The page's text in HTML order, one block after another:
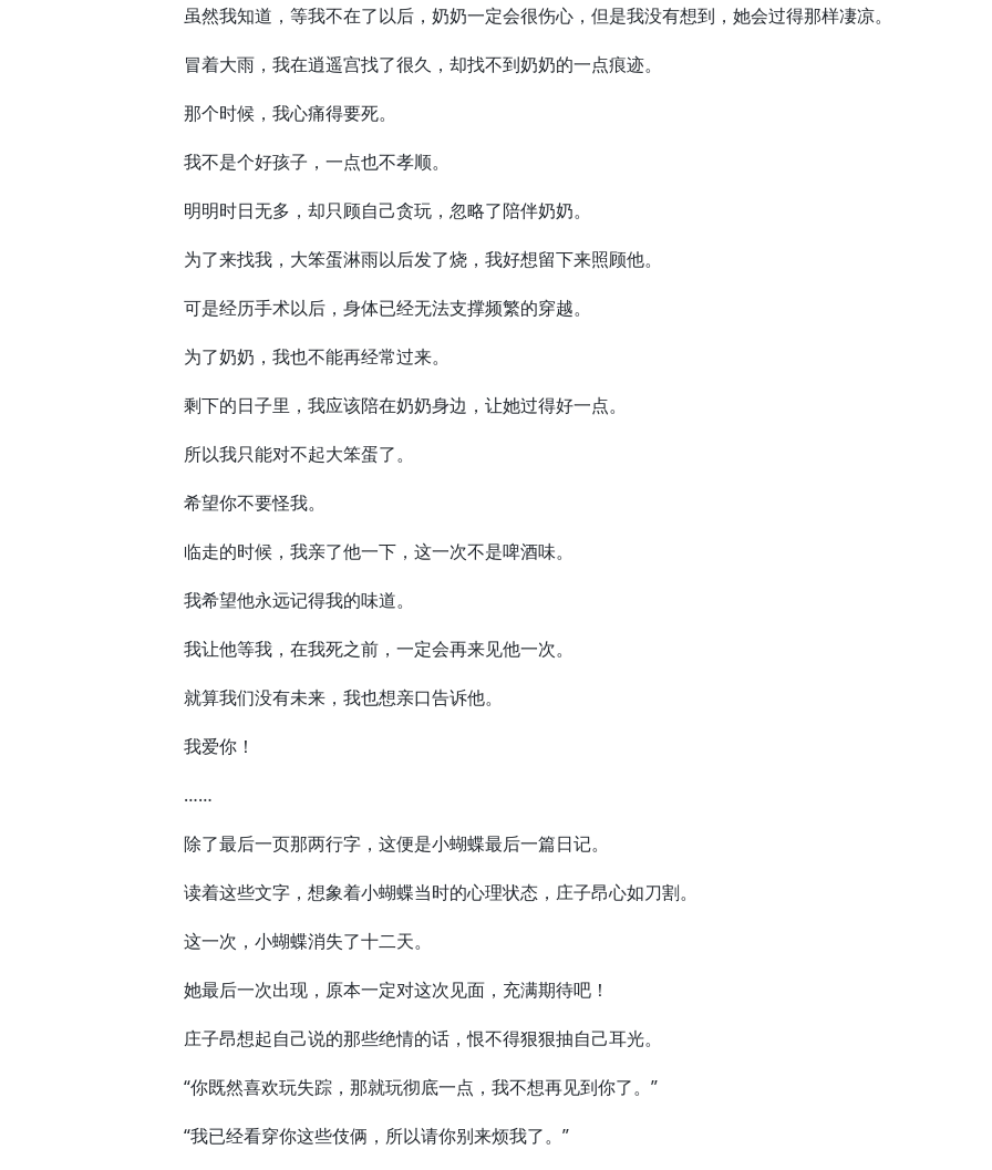
虽然我知道，等我不在了以后，奶奶一定会很伤心，但是我没有想到，她会过得那样凄凉。
冒着大雨，我在逍遥宫找了很久，却找不到奶奶的一点痕迹。
那个时候，我心痛得要死。
我不是个好孩子，一点也不孝顺。
明明时日无多，却只顾自己贪玩，忽略了陪伴奶奶。
为了来找我，大笨蛋淋雨以后发了烧，我好想留下来照顾他。
可是经历手术以后，身体已经无法支撑频繁的穿越。
为了奶奶，我也不能再经常过来。
剩下的日子里，我应该陪在奶奶身边，让她过得好一点。
所以我只能对不起大笨蛋了。
希望你不要怪我。
临走的时候，我亲了他一下，这一次不是啤酒味。
我希望他永远记得我的味道。
我让他等我，在我死之前，一定会再来见他一次。
就算我们没有未来，我也想亲口告诉他。
我爱你！
……
除了最后一页那两行字，这便是小蝴蝶最后一篇日记。
读着这些文字，想象着小蝴蝶当时的心理状态，庄子昂心如刀割。
这一次，小蝴蝶消失了十二天。
她最后一次出现，原本一定对这次见面，充满期待吧！
庄子昂想起自己说的那些绝情的话，恨不得狠狠抽自己耳光。
“你既然喜欢玩失踪，那就玩彻底一点，我不想再见到你了。”
“我已经看穿你这些伎俩，所以请你别来烦我了。”